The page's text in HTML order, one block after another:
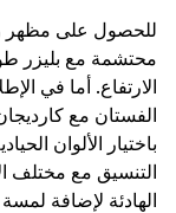
للحصول على مظهر
محتشمة مع بليزر
الارتفاع. أما في
الفستان مع
باختيار الألوان
التنسيق مع مختلف
الهادئة لإضافة